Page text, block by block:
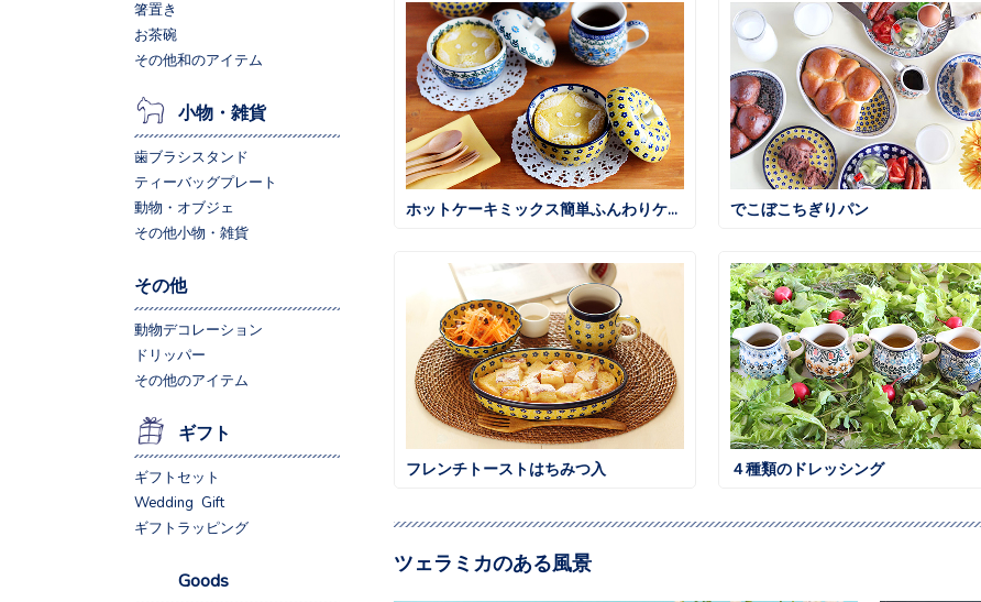
でこぼこちぎりパン
フレンチトーストはちみつ入 ４種類のドレッシング
ツェラミカのある風景
箸置き
お茶碗
その他和のアイテム
小物・雑貨
歯ブラシスタンド
ティーバッグプレート
動物・オブジェ
その他小物・雑貨
その他
動物デコレーション
ドリッパー
その他のアイテム
ギフト
ギフトセット
Wedding Gift
ギフトラッピング
Goods